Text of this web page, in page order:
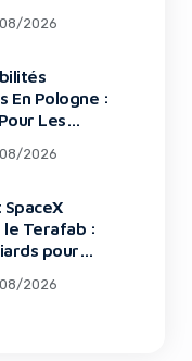
2026
En Pologne :
Les
2026
le Terafab :
pour
2026
Blocker